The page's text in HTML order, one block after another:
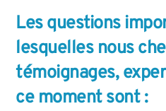
Les questions
lesquelles nous
témoignages,
ce moment sont :